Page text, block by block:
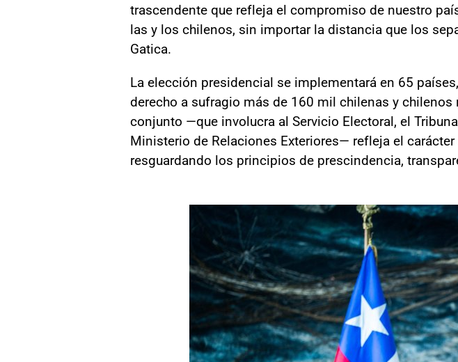
trascendente que refleja el compromiso de nuestro
las y los chilenos, sin importar la distancia que los
Gatica.
La elección presidencial se implementará en 65
derecho a sufragio más de 160 mil chilenas y
conjunto —que involucra al Servicio Electoral, el
Ministerio de Relaciones Exteriores— refleja el
resguardando los principios de prescindencia,